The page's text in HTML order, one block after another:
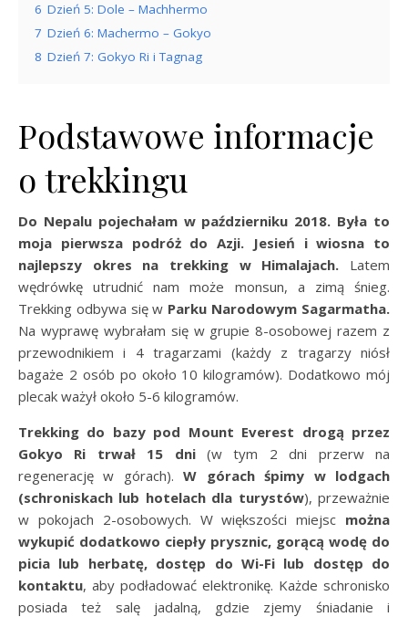
6 Dzień 5: Dole – Machhermo
7 Dzień 6: Machermo – Gokyo
8 Dzień 7: Gokyo Ri i Tagnag
Podstawowe informacje
o trekkingu
Do Nepalu pojechałam w październiku 2018. Była to
moja pierwsza podróż do Azji. Jesień i wiosna to
najlepszy okres na trekking w Himalajach. Latem
wędrówkę utrudnić nam może monsun, a zimą śnieg.
Trekking odbywa się w Parku Narodowym Sagarmatha.
Na wyprawę wybrałam się w grupie 8-osobowej razem z
przewodnikiem i 4 tragarzami (każdy z tragarzy niósł
bagaże 2 osób po około 10 kilogramów). Dodatkowo mój
plecak ważył około 5-6 kilogramów.
Trekking do bazy pod Mount Everest drogą przez
Gokyo Ri trwał 15 dni (w tym 2 dni przerw na
regenerację w górach).W górach śpimy w lodgach
(schroniskach lub hotelach dla turystów), przeważnie
w pokojach 2-osobowych. W większości miejsc można
wykupić dodatkowo ciepły prysznic, gorącą wodę do
picia lub herbatę, dostęp do Wi-Fi lub dostęp do
kontaktu, aby podładować elektronikę. Każde schronisko
posiada też salę jadalną, gdzie zjemy śniadanie i